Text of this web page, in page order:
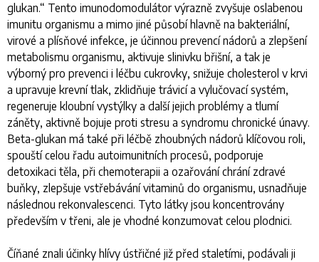
glukan.“ Tento imunodomodulátor výrazně zvyšuje oslabenou
imunitu organismu a mimo jiné působí hlavně na bakteriální,
virové a plísňové infekce, je účinnou prevencí nádorů a zlepšení
metabolismu organismu, aktivuje slinivku břišní, a tak je
výborný pro prevenci i léčbu cukrovky, snižuje cholesterol v krvi
a upravuje krevní tlak, zklidňuje trávicí a vylučovací systém,
regeneruje kloubní vystýlky a další jejich problémy a tlumí
záněty, aktivně bojuje proti stresu a syndromu chronické únavy.
Beta-glukan má také při léčbě zhoubných nádorů klíčovou roli,
spouští celou řadu autoimunitních procesů, podporuje
detoxikaci těla, při chemoterapii a ozařování chrání zdravé
buňky, zlepšuje vstřebávání vitaminů do organismu, usnadňuje
následnou rekonvalescenci. Tyto látky jsou koncentrovány
především v třeni, ale je vhodné konzumovat celou plodnici.
Číňané znali účinky hlívy ústřičné již před staletími, podávali ji